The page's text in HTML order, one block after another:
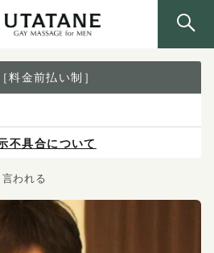
料金前払い制］
具合について
い合わせください。
払いください。
われる